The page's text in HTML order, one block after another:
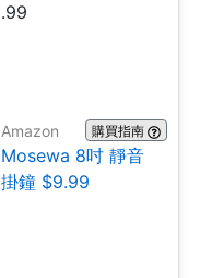
Amazon 購買指南
Mosewa 8吋 靜音
掛鐘 $9.99